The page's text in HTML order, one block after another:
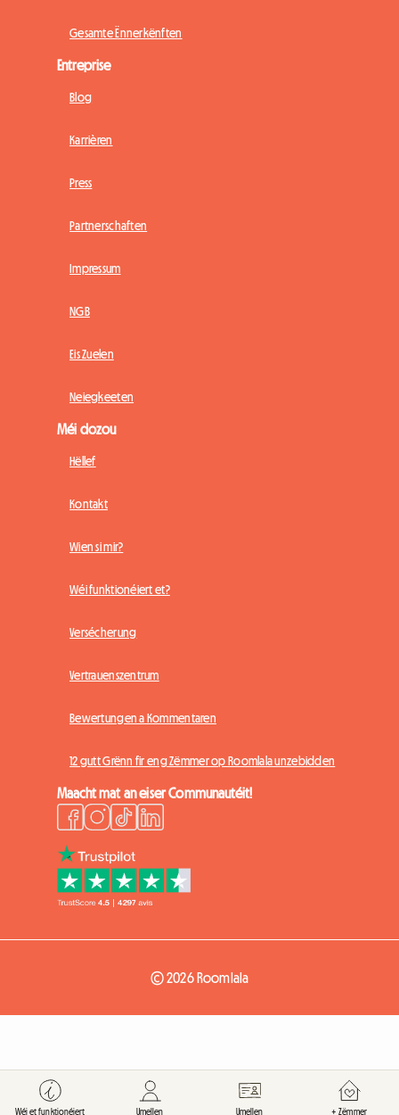
Gesamte Ënnerkënften
Entreprise
Blog
Karrièren
Press
Partnerschaften
Impressum
NGB
Eis Zuelen
Neiegkeeten
Méi dozou
Hëllef
Kontakt
Wien si mir?
Wéi funktionéiert et?
Versécherung
Vertrauenszentrum
Bewertungen a Kommentaren
12 gutt Grënn fir eng Zëmmer op Roomlala unzebidden
Maacht mat an eiser Communautéit!
© 2026 Roomlala
Wéi et funktionéiert Umellen Umellen + Zëmmer